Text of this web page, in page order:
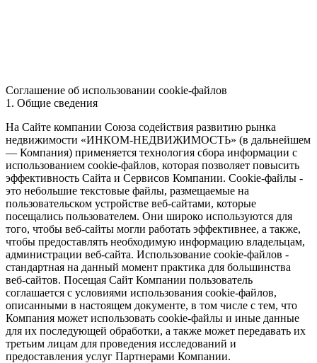
Соглашение об использовании cookie-файлов
1. Общие сведения
На Сайте компании Союза содействия развитию рынка
недвижимости «ИНКОМ-НЕДВИЖИМОСТЬ» (в дальнейшем
— Компания) применяется технология сбора информации с
использованием cookie-файлов, которая позволяет повысить
эффективность Сайта и Сервисов Компании. Сookie-файлы -
это небольшие текстовые файлы, размещаемые на
пользовательском устройстве веб-сайтами, которые
посещались пользователем. Они широко используются для
того, чтобы веб-сайты могли работать эффективнее, а также,
чтобы предоставлять необходимую информацию владельцам,
администрации веб-сайта. Использование cookie-файлов -
стандартная на данный момент практика для большинства
веб-сайтов. Посещая Сайт Компании пользователь
соглашается с условиями использования cookie-файлов,
описанными в настоящем документе, в том числе с тем, что
Компания может использовать cookie-файлы и иные данные
для их последующей обработки, а также может передавать их
третьим лицам для проведения исследований и
предоставления услуг Партнерами Компании.